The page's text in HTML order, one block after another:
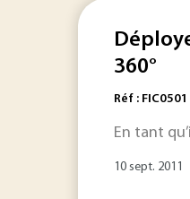
360°
Réf : FIC0501
En tant
10 sept. 2011